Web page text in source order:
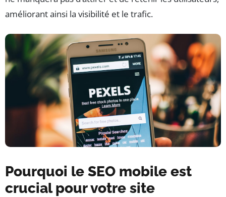
améliorant ainsi la visibilité et le trafic.
Pourquoi le SEO mobile est
crucial pour votre site